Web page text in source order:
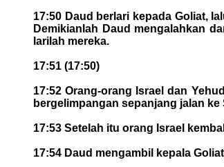
17:50 Daud berlari kepada Goliat,
Demikianlah Daud mengalahkan
larilah mereka.
17:51 (17:50)
17:52 Orang-orang Israel dan
bergelimpangan sepanjang jalan ke
17:53 Setelah itu orang Israel
17:54 Daud mengambil kepala